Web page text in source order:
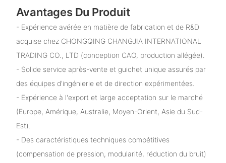
Avantages Du Produit
- Expérience avérée en matière de fabrication et de R&D
acquise chez CHONGQING CHANGJIA INTERNATIONAL
TRADING CO., LTD (conception CAO, production allégée).
- Solide service après-vente et guichet unique assurés par
des équipes d'ingénierie et de direction expérimentées.
- Expérience à l'export et large acceptation sur le marché
(Europe, Amérique, Australie, Moyen-Orient, Asie du Sud-
Est).
- Des caractéristiques techniques compétitives
(compensation de pression, modularité, réduction du bruit)